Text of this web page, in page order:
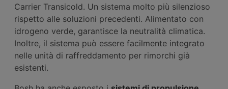
Carrier Transicold. Un sistema molto più silenzioso
rispetto alle soluzioni precedenti. Alimentato con
idrogeno verde, garantisce la neutralità climatica.
Inoltre, il sistema può essere facilmente integrato
nelle unità di raffreddamento per rimorchi già
esistenti.